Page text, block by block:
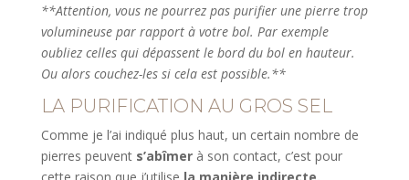
**Attention, vous ne pourrez pas purifier une pierre trop
volumineuse par rapport à votre bol. Par exemple
oubliez celles qui dépassent le bord du bol en hauteur.
Ou alors couchez-les si cela est possible.**
LA PURIFICATION AU GROS SEL
Comme je l’ai indiqué plus haut, un certain nombre de
pierres peuvent s’abîmer à son contact, c’est pour